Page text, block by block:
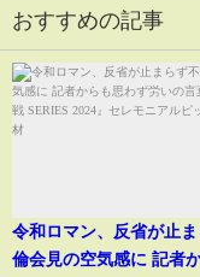
おすすめの記事
令和ロマン、反省が止
倫会見の空気感に 記者